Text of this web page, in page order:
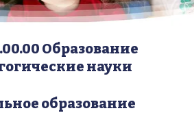
Образование
науки
образование